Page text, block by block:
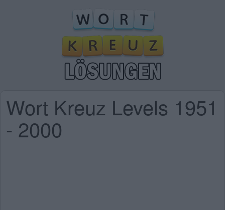
Wort Kreuz Levels 1951
- 2000